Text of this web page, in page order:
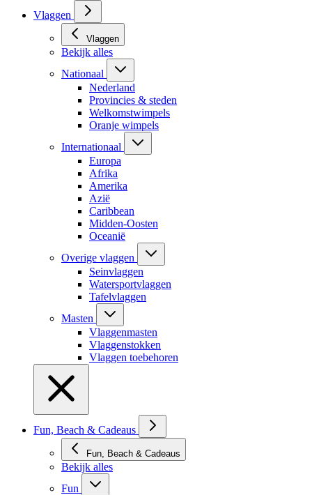
Vlaggen
Vlaggen
Bekijk alles
Nationaal
Nederland
Provincies & steden
Welkomstwimpels
Oranje wimpels
Internationaal
Europa
Afrika
Amerika
Azië
Caribbean
Midden-Oosten
Oceanië
Overige vlaggen
Seinvlaggen
Watersportvlaggen
Tafelvlaggen
Masten
Vlaggenmasten
Vlaggenstokken
Vlaggen toebehoren
Fun, Beach & Cadeaus
Fun, Beach & Cadeaus
Bekijk alles
Fun